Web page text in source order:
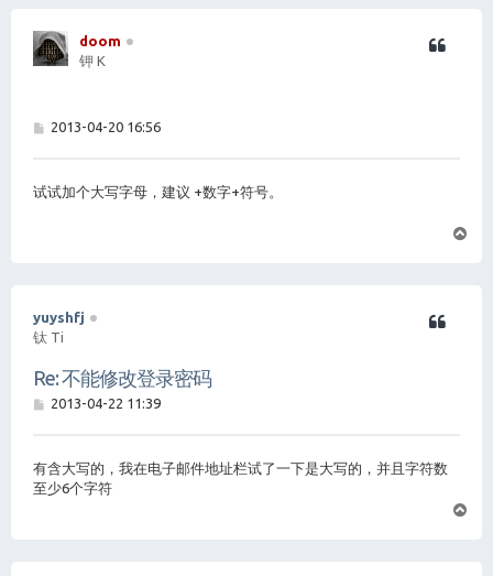
doom
钾 K
帖
2013-04-20 16:56
试试加个大写字母，建议 +数字+符号。
yuyshfj
钛 Ti
Re: 不能修改登录密码
帖
2013-04-22 11:39
有含大写的，我在电子邮件地址栏试了一下是大写的，并且字符数
至少6个字符